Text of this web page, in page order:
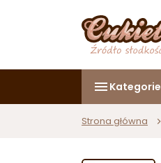
Kategorie
Strona główna